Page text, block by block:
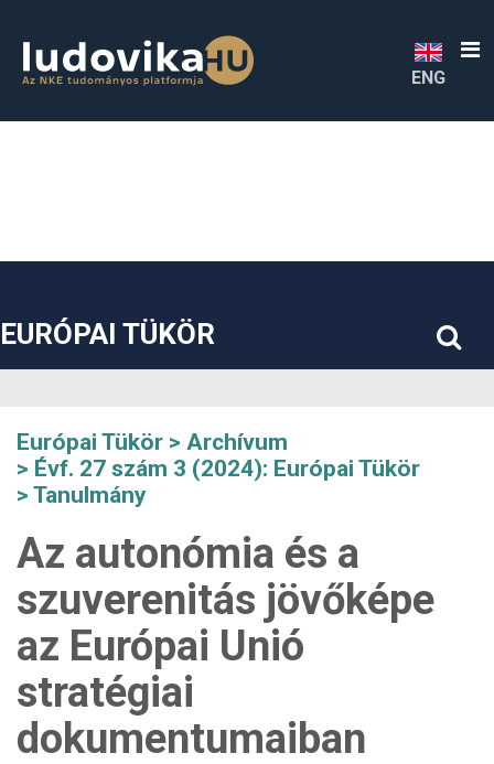
##plugins.themes.bootstrap3.accessible_menu.sidebar##
ENG
EURÓPAI TÜKÖR
Európai Tükör
Archívum
Évf. 27 szám 3 (2024): Európai Tükör
Tanulmány
Az autonómia és a
szuverenitás jövőképe
az Európai Unió
stratégiai
dokumentumaiban